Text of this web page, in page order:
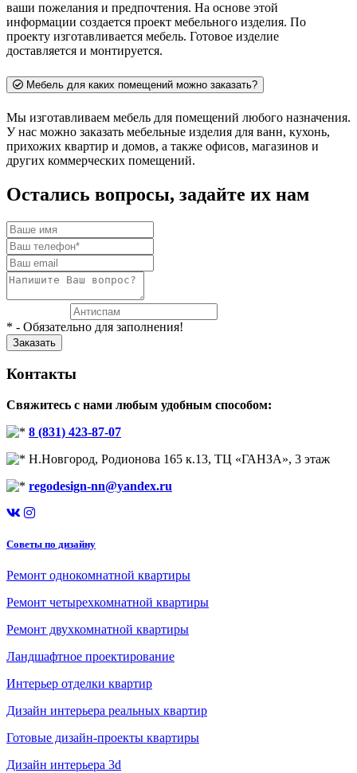
ваши пожелания и предпочтения. На основе этой
информации создается проект мебельного изделия. По
проекту изготавливается мебель. Готовое изделие
доставляется и монтируется.
Мебель для каких помещений можно заказать?
Мы изготавливаем мебель для помещений любого назначения.
У нас можно заказать мебельные изделия для ванн, кухонь,
прихожих квартир и домов, а также офисов, магазинов и
других коммерческих помещений.
Остались вопросы, задайте их нам
* - Обязательно для заполнения!
Контакты
Свяжитесь с нами любым удобным способом:
8 (831) 423-87-07
Н.Новгород, Родионова 165 к.13, ТЦ «ГАНЗА», 3 этаж
regodesign-nn@yandex.ru
Советы по дизайну
Ремонт однокомнатной квартиры
Ремонт четырехкомнатной квартиры
Ремонт двухкомнатной квартиры
Ландшафтное проектирование
Интерьер отделки квартир
Дизайн интерьера реальных квартир
Готовые дизайн-проекты квартиры
Дизайн интерьера 3d